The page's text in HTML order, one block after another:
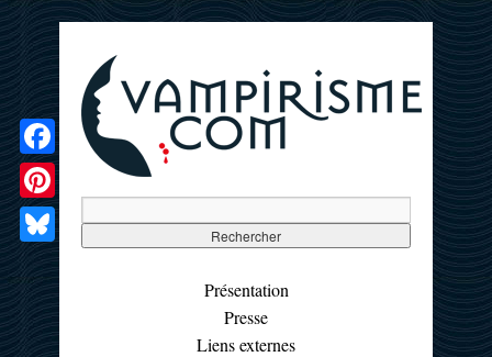
Présentation
Presse
Liens externes
Facebook
Pinterest
Bluesky